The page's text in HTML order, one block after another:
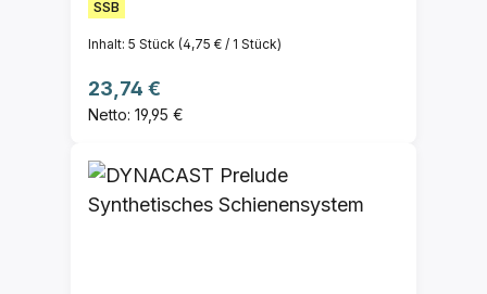
SSB
Inhalt: 5 Stück (4,75 € / 1 Stück)
Regulärer Preis:
23,74 €
Netto: 19,95 €